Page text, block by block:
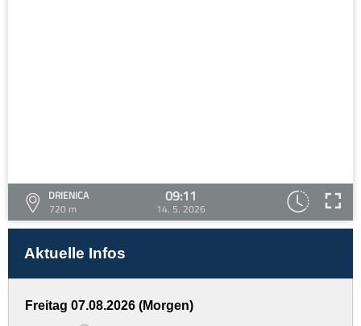
DRIENICA
720 m
09:11
14. 5. 2026
Aktuelle Infos
Freitag 07.08.2026 (Morgen)